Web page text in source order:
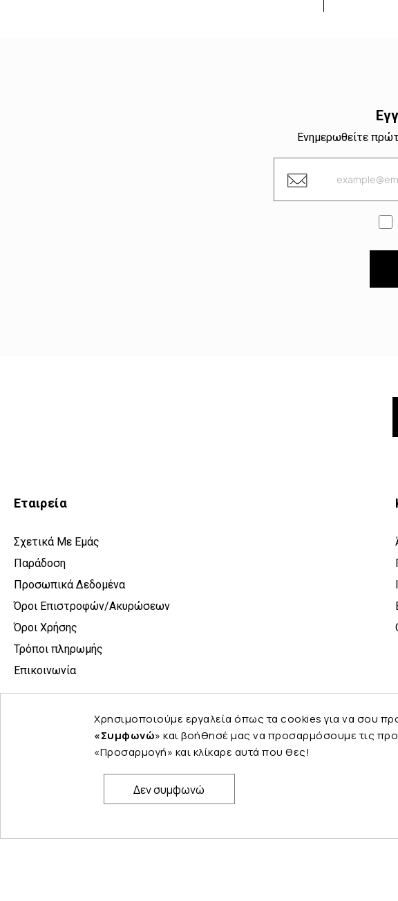
Ενημερωθείτε
Εταιρεία
Σχετικά Με Εμάς
Παράδοση
Προσωπικά Δεδομένα
Όροι Επιστροφών/Ακυρώσεων
Όροι Χρήσης
Τρόποι πληρωμής
Επικοινωνία
Χρησιμοποιούμε εργαλεία όπως τα cookies για να σου
«Συμφωνώ» και βοήθησέ μας να προσαρμόσουμε τις
«Προσαρμογή» και κλίκαρε αυτά που θες!
Δεν συμφωνώ